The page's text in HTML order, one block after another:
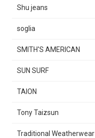
Shu jeans
soglia
SMITH'S AMERICAN
SUN SURF
TAION
Tony Taizsun
Traditional Weatherwear